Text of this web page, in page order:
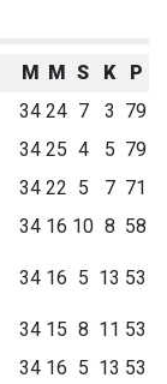
M M S K
P
34 24 7 3 79
34 25 4 5 79
34 22 5 7 71
34 16 10 8 58
34 16 5 13 53
34 15 8 11 53
34 16 5 13 53